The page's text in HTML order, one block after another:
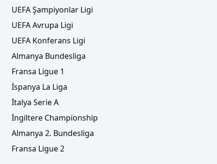
UEFA Şampiyonlar Ligi
UEFA Avrupa Ligi
UEFA Konferans Ligi
Almanya Bundesliga
Fransa Ligue 1
İspanya La Liga
İtalya Serie A
İngiltere Championship
Almanya 2. Bundesliga
Fransa Ligue 2